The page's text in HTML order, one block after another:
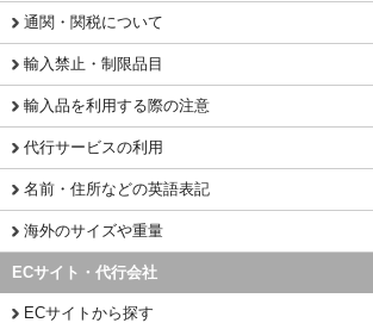
通関・関税について
輸入禁止・制限品目
輸入品を利用する際の注意
代行サービスの利用
名前・住所などの英語表記
海外のサイズや重量
ECサイト・代行会社
ECサイトから探す